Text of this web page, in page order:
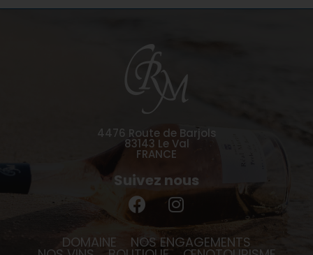
4476 Route de Barjols
83143 Le Val
FRANCE
Suivez nous
DOMAINE NOS ENGAGEMENTS